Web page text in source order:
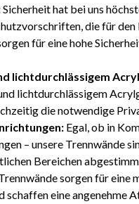
Sicherheit hat bei uns
die für
für eine hohe
lichtdurchlässigem
lichtdurchlässigem
die notwendige
Egal, ob in
– unsere Trennwände
Bereichen
sorgen für eine
eine angenehme